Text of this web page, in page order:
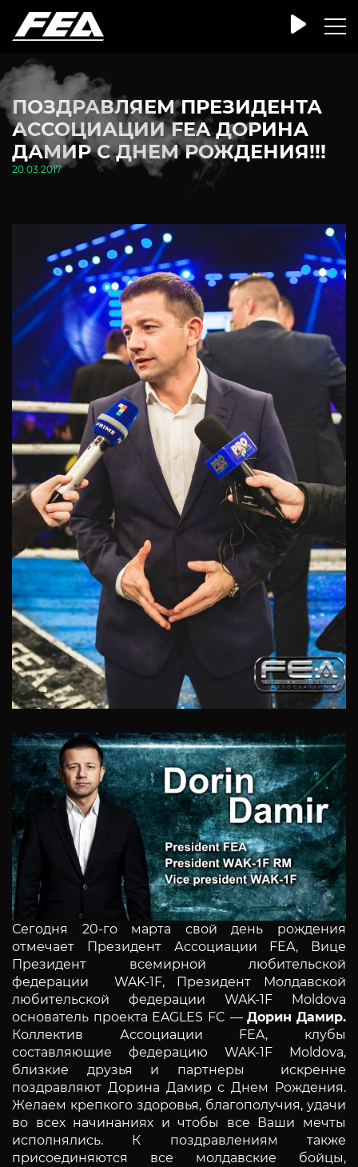
ПОЗДРАВЛЯЕМ ПРЕЗИДЕНТА
АССОЦИАЦИИ FEA ДОРИНА
ДАМИР С ДНЕМ РОЖДЕНИЯ!!!
20.03.2017
Сегодня 20-го марта свой день рождения
отмечает Президент Ассоциации FEA, Вице
Президент всемирной любительской
федерации WAK-1F, Президент Молдавской
любительской федерации WAK-1F Moldova
основатель проекта EAGLES FC —Дорин Дамир.
Коллектив Ассоциации FEA, клубы
составляющие федерацию WAK-1F Moldova,
близкие друзья и партнеры искренне
поздравляют Дорина Дамир с Днем Рождения.
Желаем крепкого здоровья, благополучия, удачи
во всех начинаниях и чтобы все Ваши мечты
исполнялись. К поздравлениям также
присоединяются все молдавские бойцы,